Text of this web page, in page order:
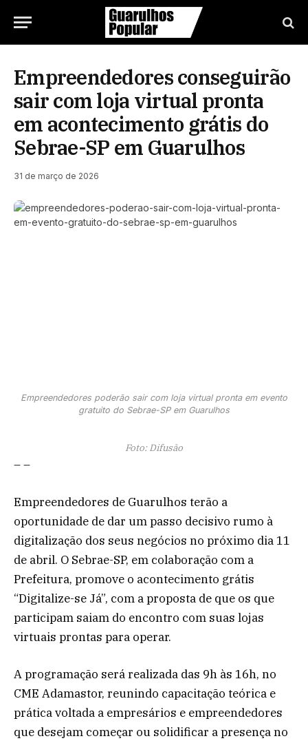
Empreendedores conseguirão
sair com loja virtual pronta
em acontecimento grátis do
Sebrae-SP em Guarulhos
31 de março de 2026
Empreendedores poderão sair com loja virtual pronta em evento
gratuito do Sebrae-SP em Guarulhos
Foto: Difusão
– –
Empreendedores de Guarulhos terão a
oportunidade de dar um passo decisivo rumo à
digitalização dos seus negócios no próximo dia 11
de abril. O Sebrae-SP, em colaboração com a
Prefeitura, promove o acontecimento grátis
“Digitalize-se Já”, com a proposta de que os que
participam saiam do encontro com suas lojas
virtuais prontas para operar.
A programação será realizada das 9h às 16h, no
CME Adamastor, reunindo capacitação teórica e
prática voltada a empresários e empreendedores
que desejam começar ou solidificar a presença no